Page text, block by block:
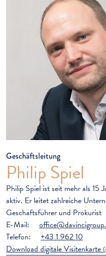
Geschäftsleitung
Philip Spiel
Philip Spiel ist seit mehr als 15
aktiv. Er leitet zahlreiche
Geschäftsführer und Prokurist
E-Mail:
Telefon:
+43 1 962 10
Download digitale Visitenkarte